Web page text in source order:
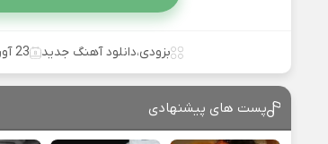
بزودی،دانلود آهنگ جدید 23 آوریل 2025
پست های پیشنهادی